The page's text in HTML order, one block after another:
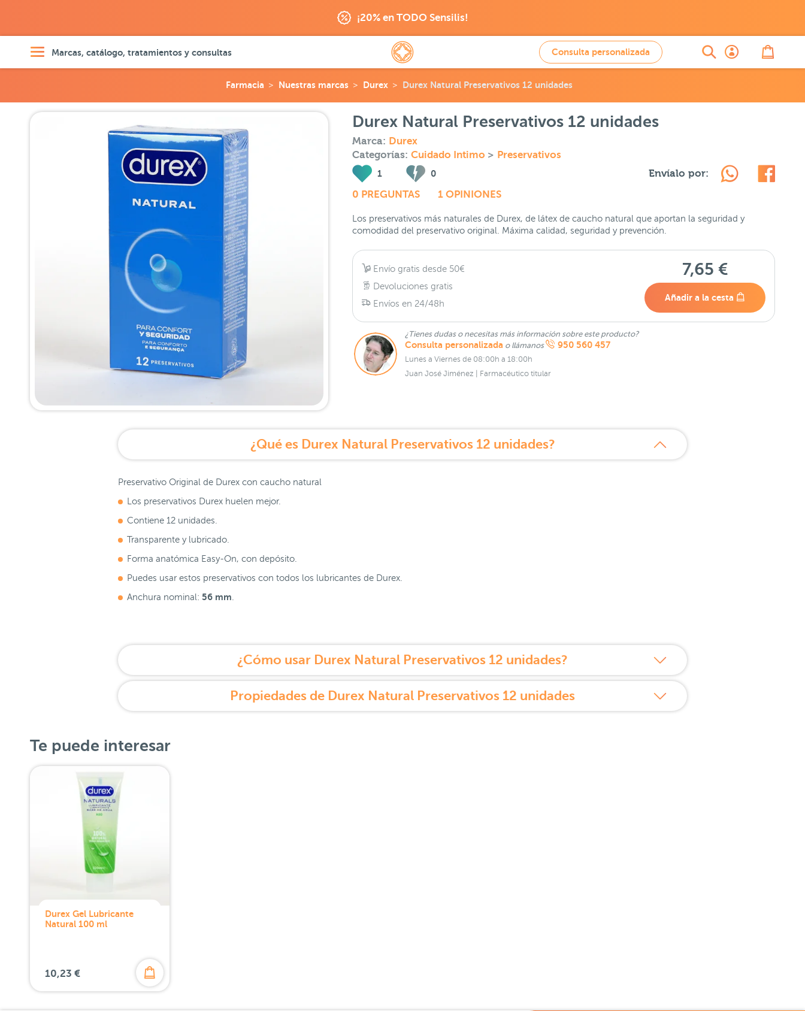
¡20% en TODO Sensilis!
Marcas, catálogo, tratamientos y consultas Consulta personalizada
Farmacia Nuestras marcas Durex Durex Natural Preservativos 12 unidades
Durex Natural Preservativos 12 unidades
Marca: Durex
Categorías: Cuidado Intimo > Preservativos
1 0
0 PREGUNTAS 1 OPINIONES
Envíalo por:
Los preservativos más naturales de Durex, de látex de caucho natural que aportan la seguridad y
comodidad del preservativo original. Máxima calidad, seguridad y prevención.
Envío gratis desde 50€
Devoluciones gratis
Envíos en 24/48h
7,65 €
Añadir a la cesta
¿Tienes dudas o necesitas más información sobre este producto?
Consulta personalizada o llámanos 950 560 457
Lunes a Viernes de 08:00h a 18:00h
Juan José Jiménez | Farmacéutico titular
¿Qué es Durex Natural Preservativos 12 unidades?
Preservativo Original de Durex con caucho natural
Los preservativos Durex huelen mejor.
Contiene 12 unidades.
Transparente y lubricado.
Forma anatómica Easy-On, con depósito.
Puedes usar estos preservativos con todos los lubricantes de Durex.
Anchura nominal: 56 mm
¿Cómo usar Durex Natural Preservativos 12 unidades?
Propiedades de Durex Natural Preservativos 12 unidades
Te puede interesar
Durex Gel Lubricante
Natural 100 ml
10,23 €